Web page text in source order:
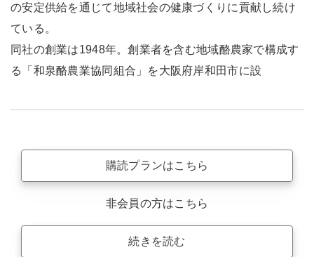
の安定供給を通じて地域社会の健康づくりに貢献し続け
ている。
同社の創業は1948年。創業者を含む地域酪農家で構成す
る「和泉酪農業協同組合」を大阪府岸和田市に設
購読プランはこちら
非会員の方はこちら
続きを読む